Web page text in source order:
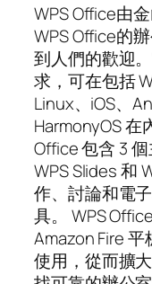
WPS Office由
WPS Office的
到人們的歡迎
求，可在包括
Linux、iOS、
HarmonyOS 在
Office 包含 3 個
WPS Slides 和
作、討論和電
具。 WPS
Amazon Fire
使用，從而擴